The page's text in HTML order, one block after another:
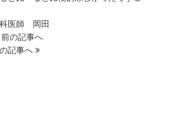
医師 岡田
前の記事へ
記事へ